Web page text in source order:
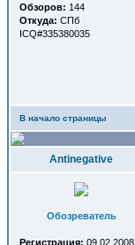
Обзоров: 144
Откуда: СПб
ICQ#335380035
В начало страницы
Antinegative
Обозреватель
Регистрация: 09.02.2008